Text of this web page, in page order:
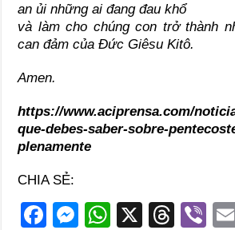
an ủi những ai đang đau khổ
và làm cho chúng con trở thành
can đảm của Đức Giêsu Kitô.
Amen.
https://www.aciprensa.com/
que-debes-saber-sobre-
plenamente
CHIA SẺ:
F
M
W
X
T
Vi